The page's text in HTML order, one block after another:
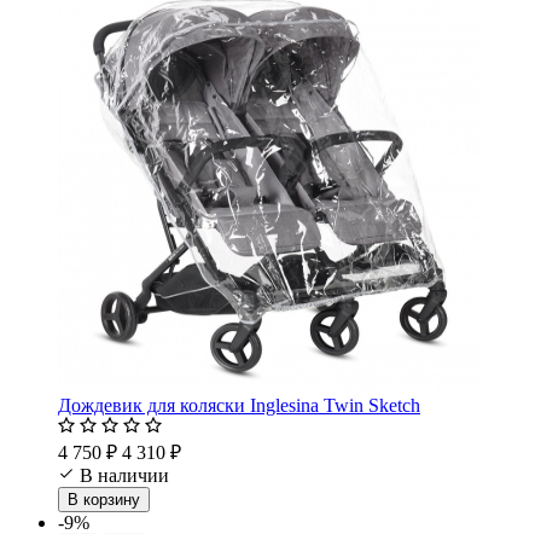
Дождевик для коляски Inglesina Twin Sketch
4 750 ₽ 4 310 ₽
В наличии
В корзину
-9%